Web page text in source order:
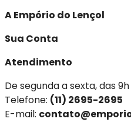
A Empório do Lençol
Sua Conta
Atendimento
De segunda a sexta, das 9h
Telefone: (11) 2695-2695
E-mail: